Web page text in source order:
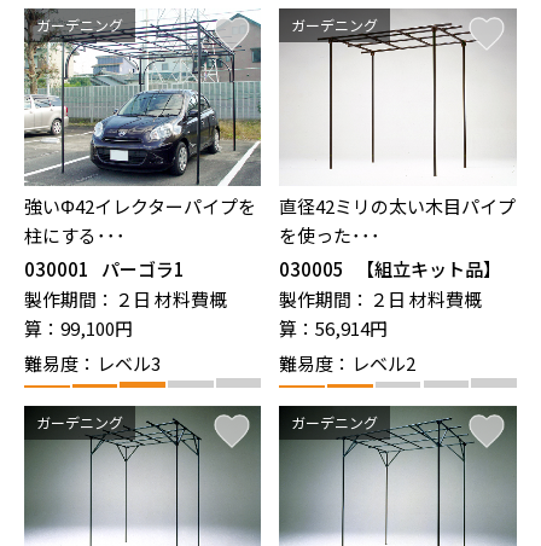
ガーデニング
強いΦ42イレクターパイプを
柱にする･･･
030001
パーゴラ1
製作期間：２日 材料費概
算：99,100円
難易度：レベル3
ガーデニング
直径42ミリの太い木目パイプ
を使った･･･
030005
【組立キット品】
パーゴラ（PG-27）
製作期間：２日 材料費概
算：56,914円
難易度：レベル2
ガーデニング ガーデニング